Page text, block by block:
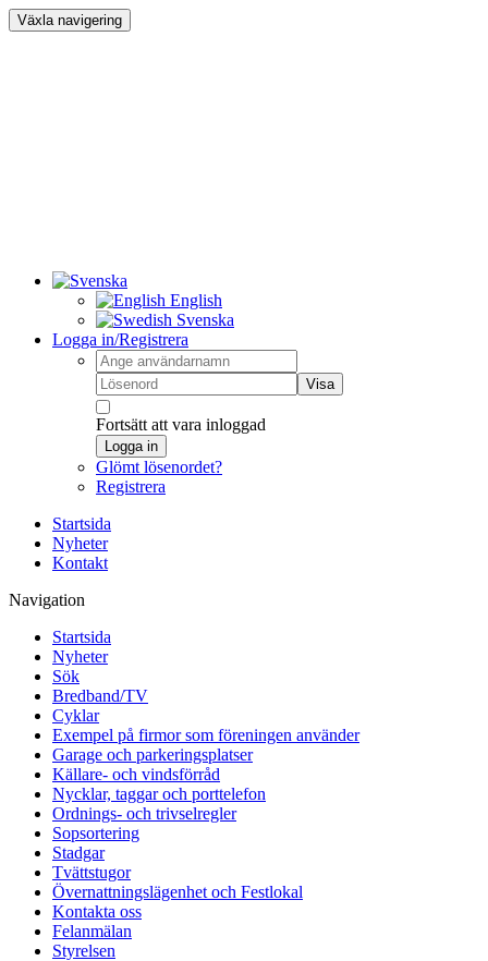
Växla navigering
English
Svenska
Logga in/Registrera
Visa
Fortsätt att vara inloggad
Logga in
Glömt lösenordet?
Registrera
Startsida
Nyheter
Kontakt
Navigation
Startsida
Nyheter
Sök
Bredband/TV
Cyklar
Exempel på firmor som föreningen använder
Garage och parkeringsplatser
Källare- och vindsförråd
Nycklar, taggar och porttelefon
Ordnings- och trivselregler
Sopsortering
Stadgar
Tvättstugor
Övernattningslägenhet och Festlokal
Kontakta oss
Felanmälan
Styrelsen